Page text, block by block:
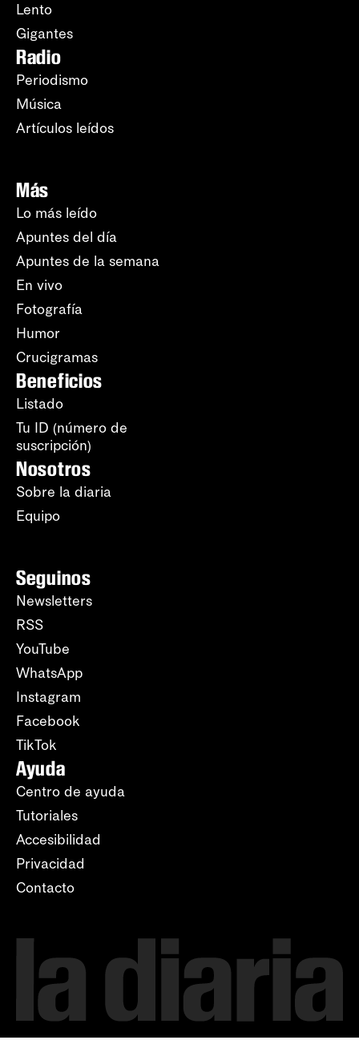
Lento
Gigantes
Radio
Periodismo
Música
Artículos leídos
Más
Lo más leído
Apuntes del día
Apuntes de la semana
En vivo
Fotografía
Humor
Crucigramas
Beneficios
Listado
Tu ID (número de
suscripción)
Nosotros
Sobre la diaria
Equipo
Seguinos
Newsletters
RSS
YouTube
WhatsApp
Instagram
Facebook
TikTok
Ayuda
Centro de ayuda
Tutoriales
Accesibilidad
Privacidad
Contacto